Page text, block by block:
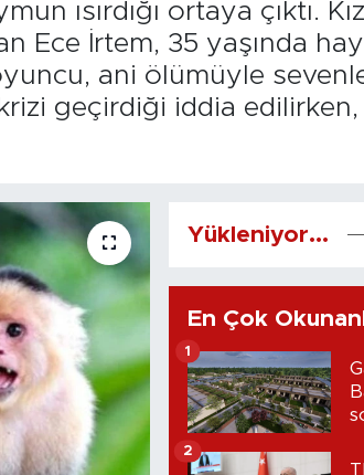
ısırdığı ortaya çıktı.
Ece İrtem, 35 yaşında
ani ölümüyle
geçirdiği iddia edilirken,
Yükleniyor...
En Çok
1
2